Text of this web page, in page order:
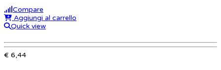
Compare
Aggiungi al carrello
Quick view
€ 6,44